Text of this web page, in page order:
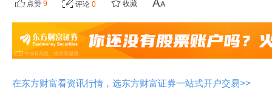
点赞 9 评论 0 收藏
在东方财富看资讯行情，选东方财富证券一站式开户交易>>